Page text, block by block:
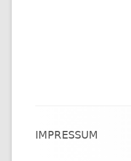
Inhalt
IMPRESSUM